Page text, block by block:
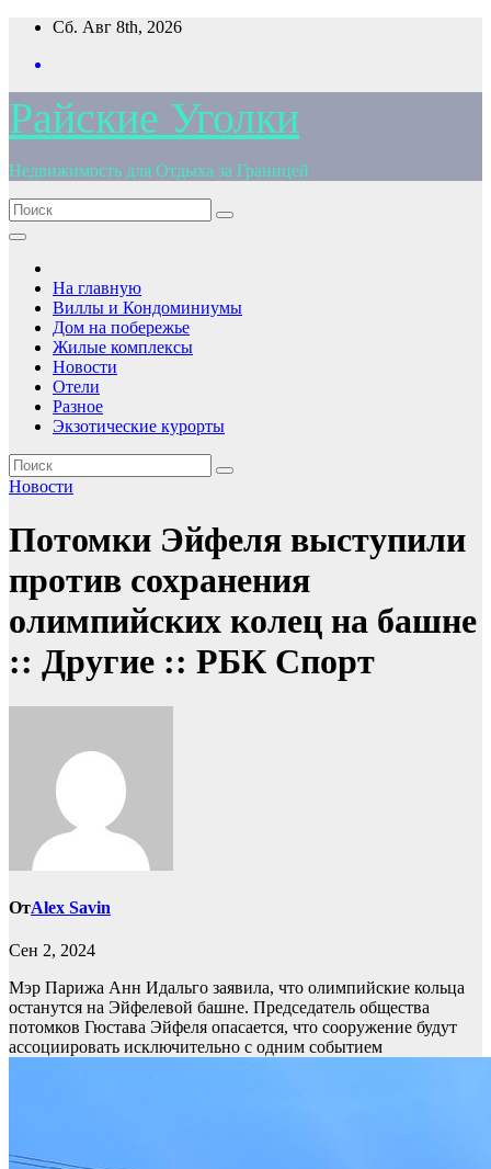
Перейти
содержимому
Сб. Авг 8th, 2026
Райские Уголки
Недвижимость для Отдыха за Границей
На главную
Виллы и Кондоминиумы
Дом на побережье
Жилые комплексы
Новости
Отели
Разное
Экзотические курорты
Новости
Потомки Эйфеля выступили
против сохранения
олимпийских колец на башне
:: Другие :: РБК Спорт
ОтAlex Savin
Сен 2, 2024
Мэр Парижа Анн Идальго заявила, что олимпийские кольца
останутся на Эйфелевой башне. Председатель общества
потомков Гюстава Эйфеля опасается, что сооружение будут
ассоциировать исключительно с одним событием